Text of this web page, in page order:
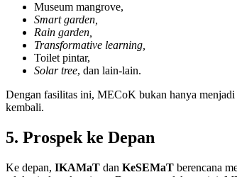
Museum mangrove,
Smart garden,
Rain garden,
Transformative learning,
Toilet pintar,
Solar tree, dan lain-lain.
Dengan fasilitas ini, MECoK bukan hanya menjadi
kembali.
5. Prospek ke Depan
Ke depan, IKAMaT dan KeSEMaT berencana